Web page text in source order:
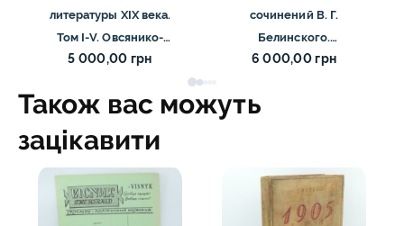
литературы XIX века.
Том І-V. Овсянико-
Куликовский Д. Н. 1909
5 000,00 грн
сочинений В. Г.
Белинского.
Товарищество М. О.
6 000,00 грн
Також вас можуть
зацікавити